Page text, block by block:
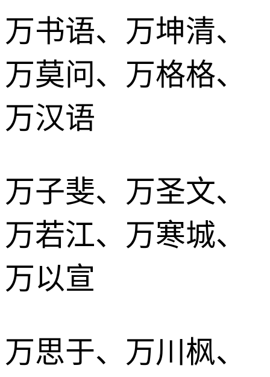
万书语、万坤清、
万莫问、万格格、
万汉语
万子斐、万圣文、
万若江、万寒城、
万以宣
万思于、万川枫、